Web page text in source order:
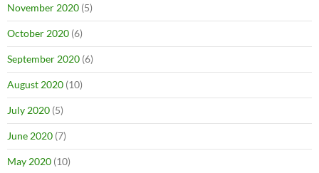
November 2020 (5)
October 2020 (6)
September 2020 (6)
August 2020 (10)
July 2020 (5)
June 2020 (7)
May 2020 (10)